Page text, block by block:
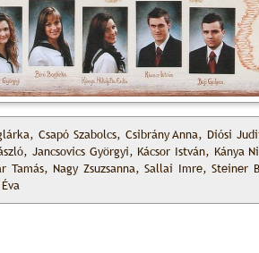
Csapó Szabolcs, Csibrány Anna, Diósi
Jancsovics Györgyi, Kácsor István, Kánya
Tamás, Nagy Zsuzsanna, Sallai Imre,